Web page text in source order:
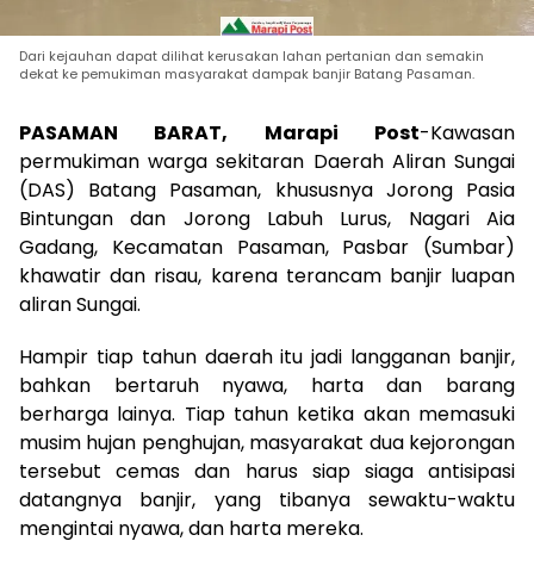
Dari kejauhan dapat dilihat kerusakan lahan pertanian dan semakin
dekat ke pemukiman masyarakat dampak banjir Batang Pasaman.
PASAMAN BARAT, Marapi Post-Kawasan
permukiman warga sekitaran Daerah Aliran Sungai
(DAS) Batang Pasaman, khususnya Jorong Pasia
Bintungan dan Jorong Labuh Lurus, Nagari Aia
Gadang, Kecamatan Pasaman, Pasbar (Sumbar)
khawatir dan risau, karena terancam banjir luapan
aliran Sungai.
Hampir tiap tahun daerah itu jadi langganan banjir,
bahkan bertaruh nyawa, harta dan barang
berharga lainya. Tiap tahun ketika akan memasuki
musim hujan penghujan, masyarakat dua kejorongan
tersebut cemas dan harus siap siaga antisipasi
datangnya banjir, yang tibanya sewaktu-waktu
mengintai nyawa, dan harta mereka.